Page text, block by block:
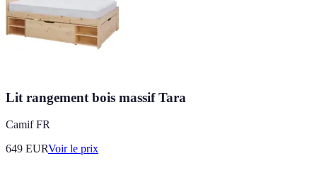
Lit rangement bois massif Tara
Camif FR
649 EURVoir le prix